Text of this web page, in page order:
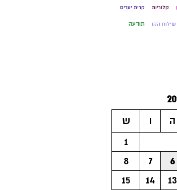
קלוריות קרית יערים
שילוח הקן תודעה
ה ו
ש
1
6
7
8
13
14
15